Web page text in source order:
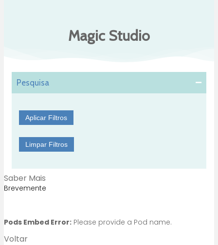
Magic Studio
Pesquisa
Aplicar Filtros
Limpar Filtros
Saber Mais
Brevemente
Pods Embed Error: Please provide a Pod name.
Voltar